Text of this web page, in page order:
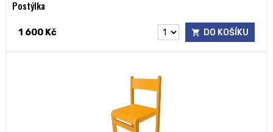
Postýlka
1 600 Kč DO KOŠÍKU